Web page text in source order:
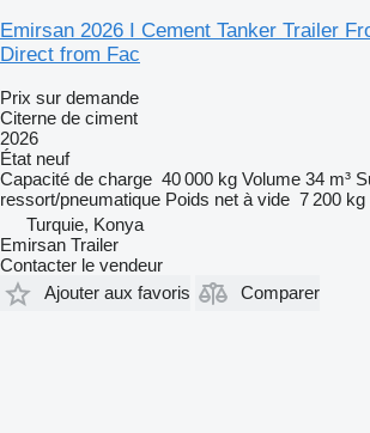
Emirsan 2026 I Cement Tanker Trailer
Direct from Fac
Prix sur demande
Citerne de ciment
2026
État neuf
Capacité de charge 40 000 kg Volume 34 m³
ressort/pneumatique Poids net à vide 7 200 kg
Turquie, Konya
Emirsan Trailer
Contacter le vendeur
Ajouter aux favoris
Comparer